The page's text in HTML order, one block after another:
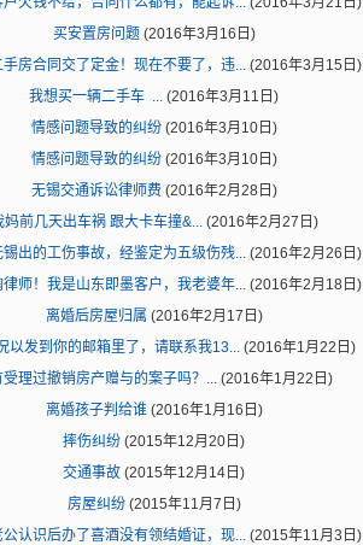
买安置房问题(2016年3月16日)
房合同交了定金！现在不要了，违... (2016年3月15日)
我想买一辆二手车 ... (2016年3月11日)
情感问题导致的纠纷(2016年3月10日)
情感问题导致的纠纷(2016年3月10日)
无锡交通诉讼律师费(2016年2月28日)
妈前几天出车祸 跟大卡车撞&...(2016年2月27日)
出的工伤事故，经鉴定为五级伤残... (2016年2月26日)
师！我是山东即墨客户，我老婆年... (2016年2月18日)
离婚后房屋归属 (2016年2月17日)
以发到你的邮箱里了，请联系我13... (2016年1月22日)
受理过撤销房产赠与的案子吗？... (2016年1月22日)
离婚孩子判给谁(2016年1月16日)
摔伤纠纷 (2015年12月20日)
交通事故 (2015年12月14日)
房屋纠纷(2015年11月7日)
认识后办了喜酒没有领结婚证，现... (2015年11月3日)